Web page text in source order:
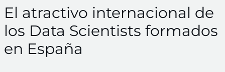
El atractivo internacional de
los Data Scientists formados
en España